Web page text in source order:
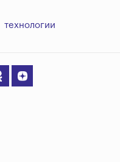
технологии